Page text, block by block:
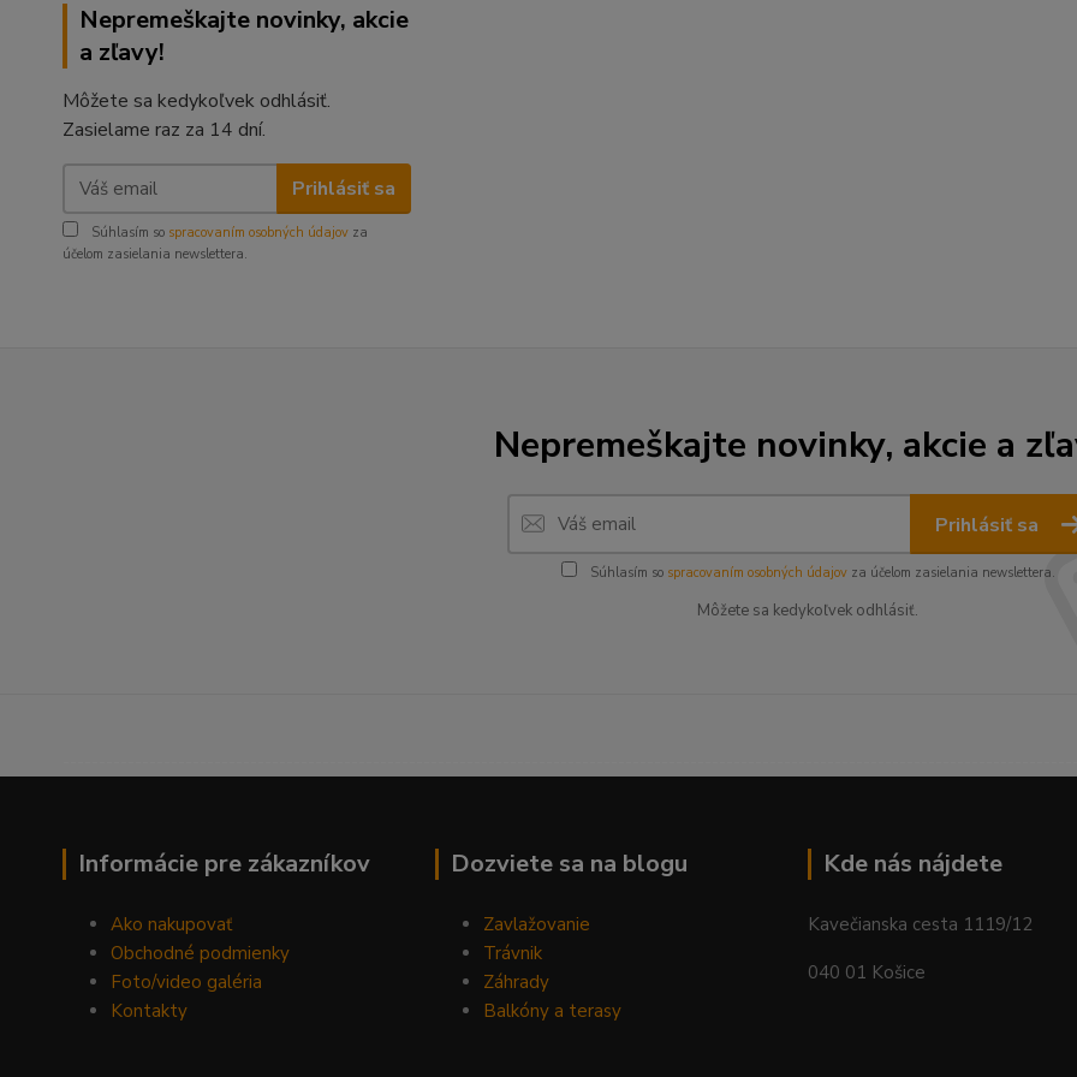
Nepremeškajte novinky, akcie
a zľavy!
Môžete sa kedykoľvek odhlásiť.
Zasielame raz za 14 dní.
Prihlásiť sa
Súhlasím so spracovaním osobných údajov za
účelom zasielania newslettera.
Nepremeškajte novinky, akcie a
Prihlásiť sa
Súhlasím so spracovaním osobných údajovza účelom zasielania newslettera.
Môžete sa kedykoľvek odhlásiť.
Informácie pre zákazníkov
Ako nakupovať
Obchodné podmienky
Foto/video galéria
Kontakty
Dozviete sa na blogu
Zavlažovanie
Trávnik
Záhrady
Balkóny a terasy
Kde nás nájdete
Kavečianska cesta 1119/12
040 01 Košice